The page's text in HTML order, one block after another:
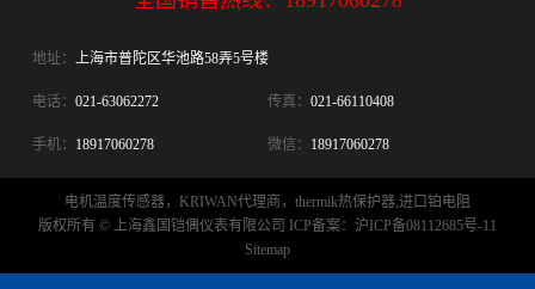
地址： 上海市普陀区华池路58弄5号楼
电话： 021-63062272 传真： 021-66110408
手机： 18917060278 微信： 18917060278
电机温度传感器，KRIWAN代理商，thermik热保护器,进口铂电阻
版权所有 © 上海鑫国铠偶仪表有限公司
ICP备案：沪ICP备08112685号-11
Sitemap